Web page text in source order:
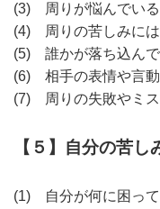
(3) 周りが悩んでい
(4) 周りの苦しみには
(5) 誰かが落ち込んで
(6) 相手の表情や言動
(7) 周りの失敗やミス
【５】自分の苦
(1) 自分が何に困っ